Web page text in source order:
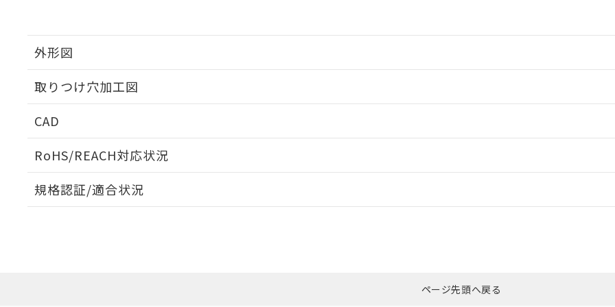
外形図
取りつけ穴加工図
CAD
RoHS/REACH対応状況
EU RoHS 注意事項・凡例
ダウンロードはこちら
規格認証/適合状況
ページ先頭へ戻る